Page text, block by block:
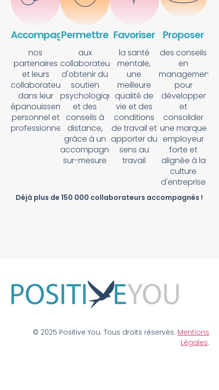
Accompagner
nos
partenaires
et leurs
collaborateurs
dans leur
épanouissement
personnel et
professionnel
Permettre
aux
collaborateurs
d'obtenir du
soutien
psychologique
et des
conseils à
distance,
grâce à un
accompagnement
sur-mesure
Favoriser
la santé
mentale,
une
meilleure
qualité de
vie et des
conditions
de travail et
apporter du
sens au
travail
Proposer
des conseils
en
management
pour
développer
et
consolider
une marque
employeur
forte et
alignée à la
culture
d'entreprise
Déjà plus de 150 000 collaborateurs accompagnés !
© 2025 Positive You. Tous droits réservés. Mentions
Légales.